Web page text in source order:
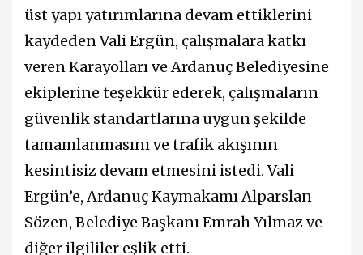
üst yapı yatırımlarına devam ettiklerini
kaydeden Vali Ergün, çalışmalara katkı
veren Karayolları ve Ardanuç Belediyesine
ekiplerine teşekkür ederek, çalışmaların
güvenlik standartlarına uygun şekilde
tamamlanmasını ve trafik akışının
kesintisiz devam etmesini istedi. Vali
Ergün’e, Ardanuç Kaymakamı Alparslan
Sözen, Belediye Başkanı Emrah Yılmaz ve
diğer ilgililer eşlik etti.